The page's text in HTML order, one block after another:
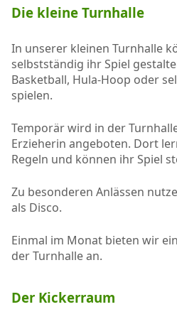
Die kleine Turnhalle
In unserer kleinen Turnhalle
selbstständig ihr Spiel
Basketball, Hula-Hoop oder
spielen.
Temporär wird in der
Erzieherin angeboten. Dort
Regeln und können ihr Spiel
Zu besonderen Anlässen
als Disco.
Einmal im Monat bieten wir
der Turnhalle an.
Der Kickerraum